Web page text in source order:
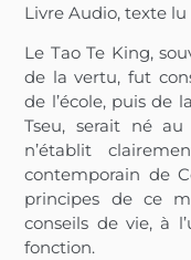
Livre Audio, texte
Le Tao Te King,
de la vertu, fut
de l’école, puis de
Tseu, serait né
n’établit
contemporain de
principes de ce
conseils de vie, à
fonction.